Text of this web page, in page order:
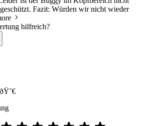
Fazit: Würden wir nicht wieder
hilfreich?